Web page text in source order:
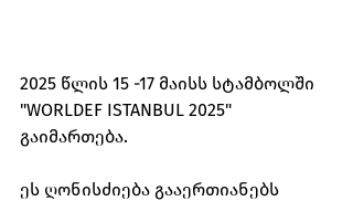
2025 წლის 15 -17 მაისს სტამბოლში
"WORLDEF ISTANBUL 2025"
გაიმართება.
ეს ღონისძიება გააერთიანებს